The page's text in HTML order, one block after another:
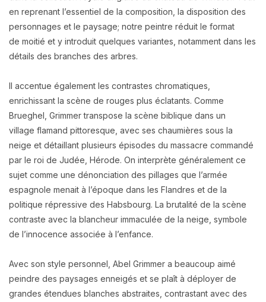
en reprenant l’essentiel de la composition, la disposition des
personnages et le paysage; notre peintre réduit le format
de moitié et y introduit quelques variantes, notamment dans les
détails des branches des arbres.
Il accentue également les contrastes chromatiques,
enrichissant la scène de rouges plus éclatants. Comme
Brueghel, Grimmer transpose la scène biblique dans un
village flamand pittoresque, avec ses chaumières sous la
neige et détaillant plusieurs épisodes du massacre commandé
par le roi de Judée, Hérode. On interprète généralement ce
sujet comme une dénonciation des pillages que l’armée
espagnole menait à l’époque dans les Flandres et de la
politique répressive des Habsbourg. La brutalité de la scène
contraste avec la blancheur immaculée de la neige, symbole
de l’innocence associée à l’enfance.
Avec son style personnel, Abel Grimmer a beaucoup aimé
peindre des paysages enneigés et se plaît à déployer de
grandes étendues blanches abstraites, contrastant avec des